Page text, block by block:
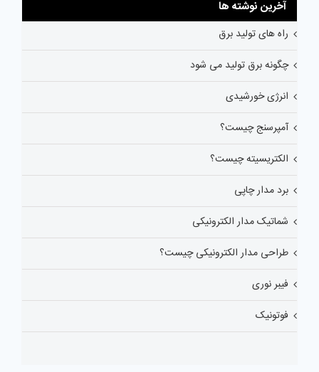
آخرین نوشته ها
راه های تولید برق
چگونه برق تولید می شود
انرژی خورشیدی
آمپرسنج چیست؟
الکتریسیته چیست؟
برد مدار چاپی
شماتیک مدار الکترونیکی
طراحی مدار الکترونیکی چیست؟
فیبر نوری
فوتونیک